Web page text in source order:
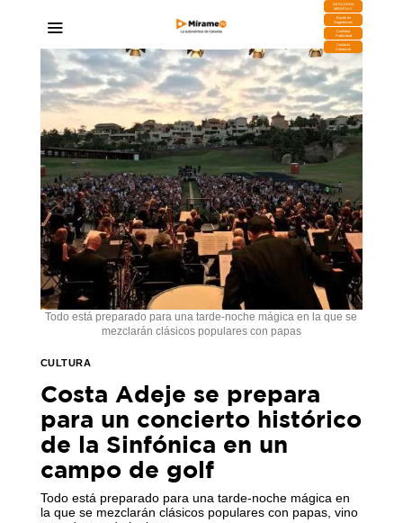
DESCARGA
MIRAPLAY
Buzón de
Sugerencias
Contratar
Publicidad
Contacto
Comercial
Todo está preparado para una tarde-noche mágica en la que se
mezclarán clásicos populares con papas
CULTURA
Costa Adeje se prepara
para un concierto histórico
de la Sinfónica en un
campo de golf
Todo está preparado para una tarde-noche mágica en
la que se mezclarán clásicos populares con papas, vino